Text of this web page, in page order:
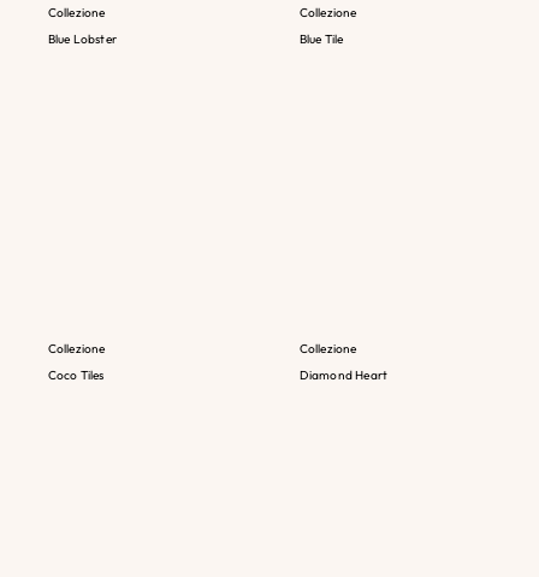
Collezione
Blue Lobster
Collezione
Blue Tile
Collezione
Coco Tiles
Collezione
Diamond Heart